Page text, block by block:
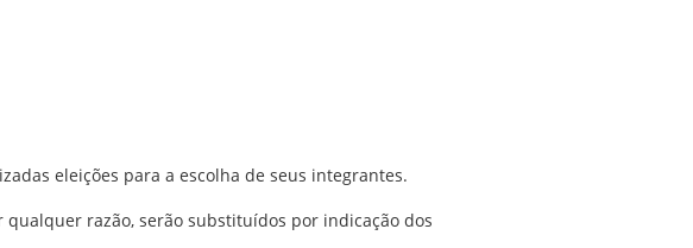
eleições para a escolha de seus integrantes.
qualquer razão, serão substituídos por indicação dos